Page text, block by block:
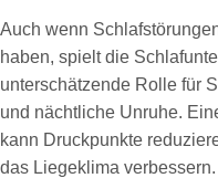
Auch wenn
haben, spielt die
unterschätzende Rolle für
und nächtliche Unruhe.
kann Druckpunkte
das Liegeklima